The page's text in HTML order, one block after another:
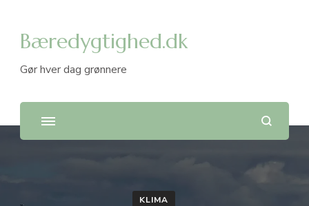
Bæredygtighed.dk
Gør hver dag grønnere
KLIMA